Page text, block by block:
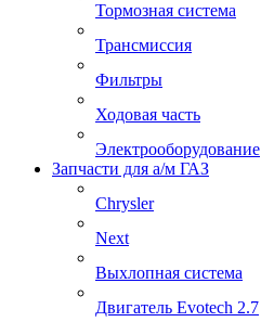
Тормозная система
Трансмиссия
Фильтры
Ходовая часть
Электрооборудование
Запчасти для а/м ГАЗ
Chrysler
Next
Выхлопная система
Двигатель Evotech 2.7